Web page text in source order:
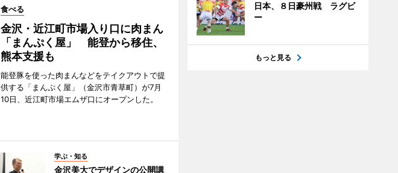
食べる
金沢・近江町市場入り口に肉まん
「まんぷく屋」 能登から移住、
熊本支援も
能登豚を使った肉まんなどをテイクアウトで提
供する「まんぷく屋」（金沢市青草町）が7月
10日、近江町市場エムザ口にオープンした。
学ぶ・知る
金沢美大でデザインの公開講
日本、８日豪州戦 ラグビ
ー
もっと見る